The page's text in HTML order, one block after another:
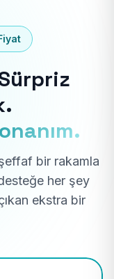
bir rakamla
her şey
ekstra bir